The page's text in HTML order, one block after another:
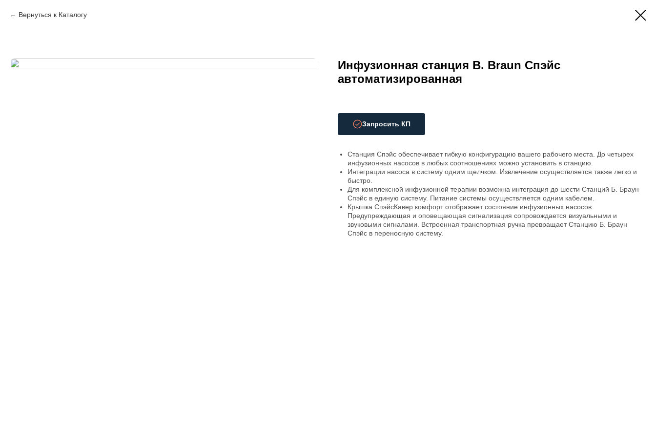
Вернуться к Каталогу
Инфузионная станция B. Braun Спэйс
автоматизированная
Запросить КП
Станция Спэйс обеспечивает гибкую конфигурацию вашего рабочего места. До четырех
инфузионных насосов в любых соотношениях можно установить в станцию.
Интеграции насоса в систему одним щелчком. Извлечение осуществляется также легко и
быстро.
Для комплексной инфузионной терапии возможна интеграция до шести Станций Б. Браун
Спэйс в единую систему. Питание системы осуществляется одним кабелем.
Крышка СпэйсКавер комфорт отображает состояние инфузионных насосов
Предупреждающая и оповещающая сигнализация сопровождается визуальными и
звуковыми сигналами. Встроенная транспортная ручка превращает Станцию Б. Браун
Спэйс в переносную систему.